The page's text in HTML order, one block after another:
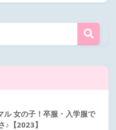
ル 女の子！卒服・入学服で
♪【2023】